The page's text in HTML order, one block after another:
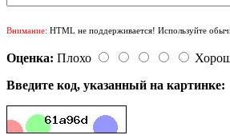
Внимание: HTML не поддерживается! Используйте
Оценка: Плохо
Введите код, указанный на картинке: